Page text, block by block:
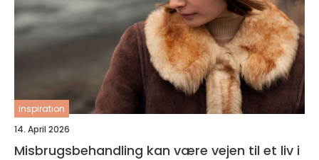
inspiration
14. April 2026
Misbrugsbehandling kan være vejen til et liv i